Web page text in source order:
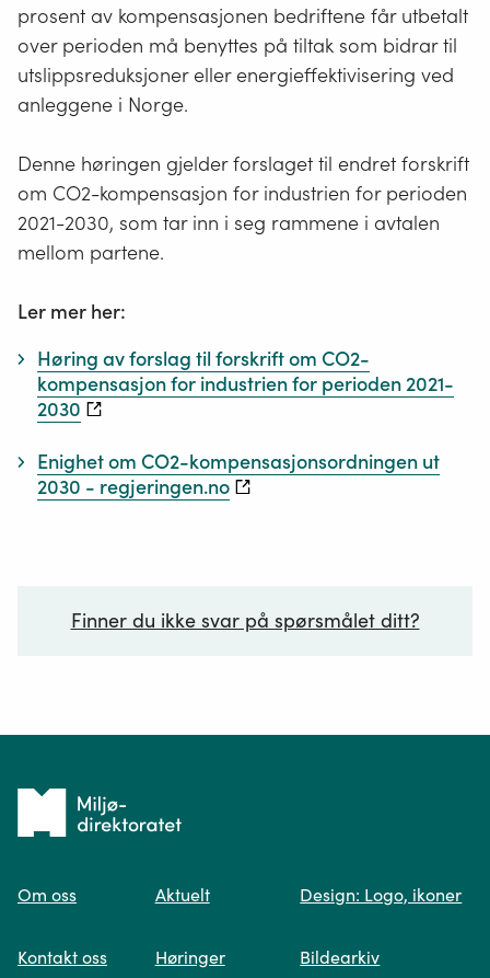
prosent av kompensasjonen bedriftene får utbetalt
over perioden må benyttes på tiltak som bidrar til
utslippsreduksjoner eller energieffektivisering ved
anleggene i Norge.
Denne høringen gjelder forslaget til endret forskrift
om CO2-kompensasjon for industrien for perioden
2021-2030, som tar inn i seg rammene i avtalen
mellom partene.
Ler mer her:
Høring av forslag til forskrift om CO2-
kompensasjon for industrien for perioden 2021-
2030
Enighet om CO2-kompensasjonsordningen ut
2030 - regjeringen.no
Finner du ikke svar på spørsmålet ditt?
Tilbake
forsiden
Om oss
Kontakt oss
Aktuelt
Høringer
Design: Logo, ikoner
Bildearkiv